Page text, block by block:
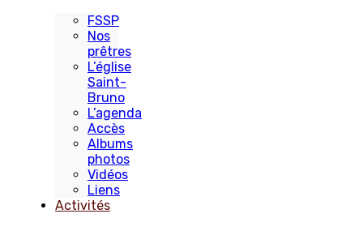
FSSP
Nos
prêtres
L’église
Saint-
Bruno
L’agenda
Accès
Albums
photos
Vidéos
Liens
Activités